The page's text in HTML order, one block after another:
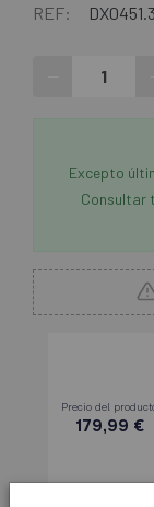
REF:
Excepto
Consultar